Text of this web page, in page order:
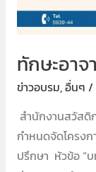
ทักษะอา
ข่าวอบรม,อื่นๆ /
สำนักงานสวัส
กำหนดจัดโครง
ปรึกษา หัวข้อ “